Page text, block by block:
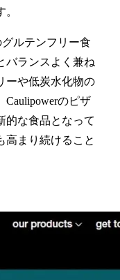
ルテンフリー食
バランスよく兼ね
ーや低炭水化物の
のピザ
的な食品となって
高まり続けること